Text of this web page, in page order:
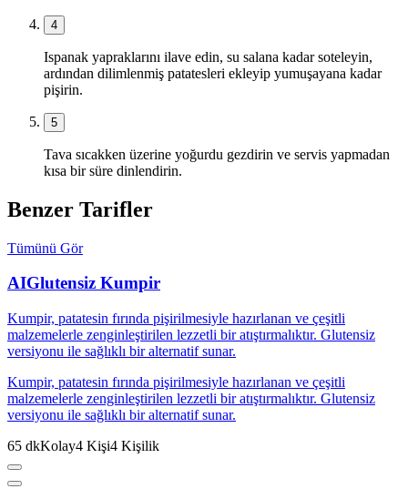
4
Ispanak yapraklarını ilave edin, su salana kadar soteleyin,
ardından dilimlenmiş patatesleri ekleyip yumuşayana kadar
pişirin.
5
Tava sıcakken üzerine yoğurdu gezdirin ve servis yapmadan
kısa bir süre dinlendirin.
Benzer Tarifler
Tümünü Gör
AIGlutensiz Kumpir
Kumpir, patatesin fırında pişirilmesiyle hazırlanan ve çeşitli
malzemelerle zenginleştirilen lezzetli bir atıştırmalıktır. Glutensiz
versiyonu ile sağlıklı bir alternatif sunar.
Kumpir, patatesin fırında pişirilmesiyle hazırlanan ve çeşitli
malzemelerle zenginleştirilen lezzetli bir atıştırmalıktır. Glutensiz
versiyonu ile sağlıklı bir alternatif sunar.
65 dkKolay4 Kişi4 Kişilik